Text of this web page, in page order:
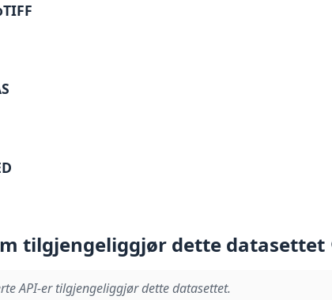
tilgjengeliggjør dette datasettet
API-er tilgjengeliggjør dette datasettet.